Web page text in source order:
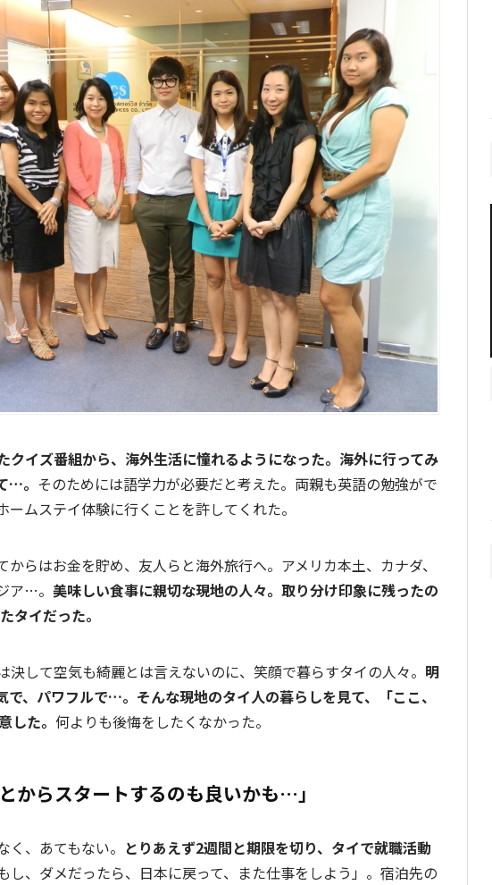
クイズ番組から、海外生活に憧れるようになった。海外に行ってみ
…。 そのためには語学力が必要だと考えた。両親も英語の勉強がで
ームステイ体験に行くことを許してくれた。
からはお金を貯め、友人らと海外旅行へ。アメリカ本土、カナダ、
ア…。 美味しい食事に親切な現地の人々。取り分け印象に残ったの
タイだった。
決して空気も綺麗とは言えないのに、笑顔で暮らすタイの人々。 明
で、パワフルで…。そんな現地のタイ人の暮らしを見て、「ここ、
した。 何よりも後悔をしたくなかった。
からスタートするのも良いかも…」
く、あてもない。 とりあえず2週間と期限を切り、タイで就職活動
もし、ダメだったら、日本に戻って、また仕事をしよう」。宿泊先の